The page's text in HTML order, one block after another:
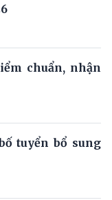
chuẩn, nhận
tuyển bổ sung